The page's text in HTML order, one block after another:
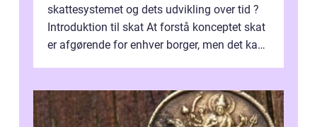
skattesystemet og dets udvikling over tid ?
Introduktion til skat At forstå konceptet skat
er afgørende for enhver borger, men det kan